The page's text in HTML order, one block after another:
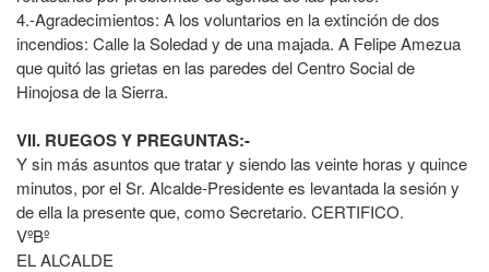
4.-Agradecimientos: A los voluntarios en la extinción de dos
incendios: Calle la Soledad y de una majada. A Felipe Amezua
que quitó las grietas en las paredes del Centro Social de
Hinojosa de la Sierra.
VII. RUEGOS Y PREGUNTAS:-
Y sin más asuntos que tratar y siendo las veinte horas y quince
minutos, por el Sr. Alcalde-Presidente es levantada la sesión y
de ella la presente que, como Secretario. CERTIFICO.
VºBº
EL ALCALDE